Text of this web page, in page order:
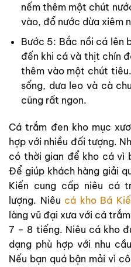
nếm thêm một chút
vào, đổ nước dừa xiêm
Bước 5: Bắc nồi cá lên
đến khi cá và thịt chín
thêm vào một chút
sống, dưa leo và cà
cũng rất ngon.
Cá trắm đen kho mục
hợp với nhiều đối tượng.
có thời gian để kho cá vì
Để giúp khách hàng giải
Kiến cung cấp niêu cá
lượng. Niêu cá kho Bá
làng vũ đại xưa với cá
7 – 8 tiếng. Niêu cá kho
dạng phù hợp với nhu
Nếu bạn quá bận mải vì